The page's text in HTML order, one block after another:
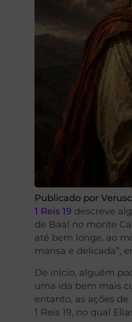
Publicado por
1 Reis 19 descreve
de Baal no monte
até bem longe, ao
mansa e delicada”,
De início, alguém
uma ida bem mais
entanto, as ações
1 Reis 19, no qual